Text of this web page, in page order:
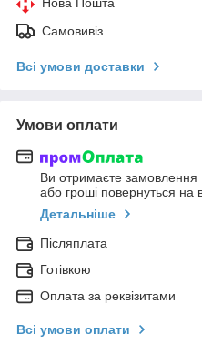
Самовивіз
Всі умови доставки
Умови оплати
Ви отримаєте замовлення
або гроші повернуться на
Детальніше
Післяплата
Готівкою
Оплата за реквізитами
Всі умови оплати